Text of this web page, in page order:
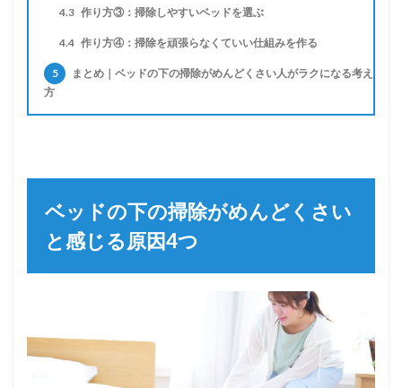
4.3 作り方③：掃除しやすいベッドを選ぶ
4.4 作り方④：掃除を頑張らなくていい仕組みを作る
5
まとめ｜ベッドの下の掃除がめんどくさい人がラクになる考え
方
ベッドの下の掃除がめんどくさい
と感じる原因4つ